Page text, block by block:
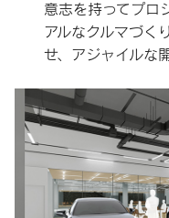
意志を持ってプロ
アルなクルマづく
せ、アジャイルな